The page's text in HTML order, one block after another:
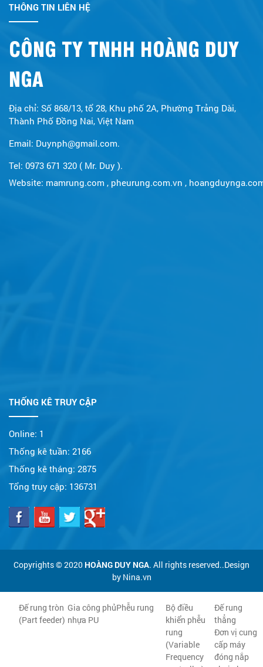
THÔNG TIN LIÊN HỆ
CÔNG TY TNHH HOÀNG DUY
NGA
Địa chỉ: Số 868/13, tổ 28, Khu phố 2A, Phường Trảng Dài,
Thành Phố Đồng Nai, Việt Nam
Email: Duynph@gmail.com.
Tel: 0973 671 320 ( Mr. Duy ).
Website: mamrung.com , pheurung.com.vn ,
THỐNG KÊ TRUY CẬP
Online: 1
Thống kê tuần: 2166
Thống kê tháng: 2875
Tổng truy cập: 136731
Copyrights © 2020 HOÀNG DUY NGA. All rights reserved..Design
by Nina.vn
Đế rung tròn
(Part feeder)
Gia công phủ
nhựa PU
Phễu rung
Bộ điều
khiển phễu
rung
(Variable
Frequency
Đế rung
thẳng
Đơn vị cung
cấp máy
đóng nắp